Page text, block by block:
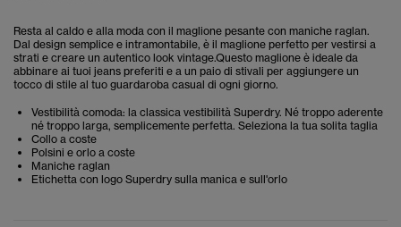
Resta al caldo e alla moda con il maglione pesante con maniche raglan.
Dal design semplice e intramontabile, è il maglione perfetto per vestirsi a
strati e creare un autentico look vintage.Questo maglione è ideale da
abbinare ai tuoi jeans preferiti e a un paio di stivali per aggiungere un
tocco di stile al tuo guardaroba casual di ogni giorno.
Vestibilità comoda: la classica vestibilità Superdry. Né troppo aderente
né troppo larga, semplicemente perfetta. Seleziona la tua solita taglia
Collo a coste
Polsini e orlo a coste
Maniche raglan
Etichetta con logo Superdry sulla manica e sull'orlo